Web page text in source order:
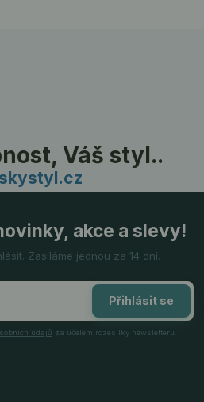
Váš styl..
akce a slevy!
Zasíláme jednou za 14 dní.
Přihlásit se
údajů za účelem rozesílky newsletteru.